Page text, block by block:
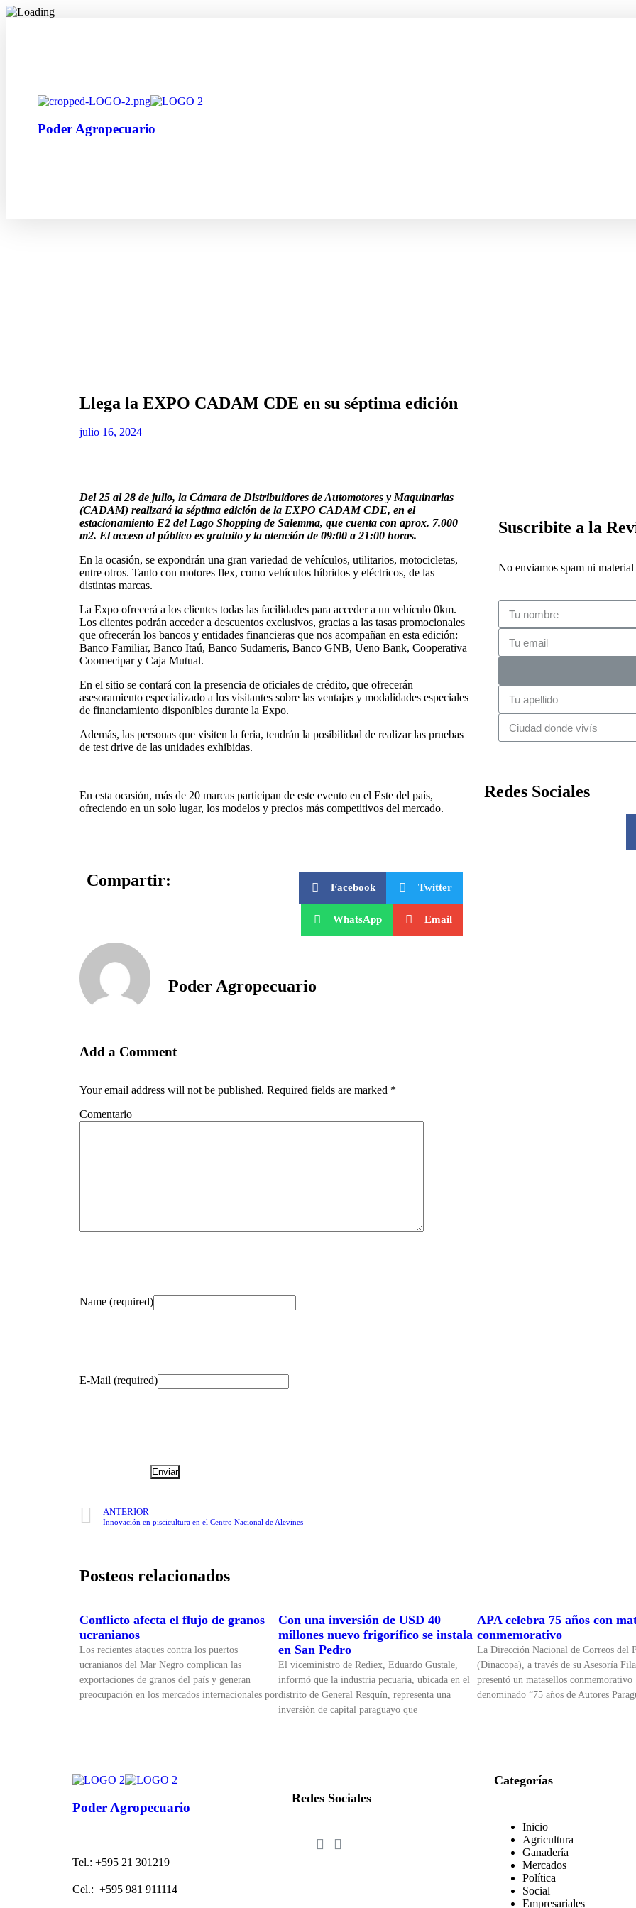
Poder Agropecuario
Llega la EXPO CADAM CDE en su séptima edición
julio 16, 2024
Del 25 al 28 de julio, la Cámara de Distribuidores de Automotores y Maquinarias
(CADAM) realizará la séptima edición de la EXPO CADAM CDE, en el
estacionamiento E2 del Lago Shopping de Salemma, que cuenta con aprox. 7.000
m2. El acceso al público es gratuito y la atención de 09:00 a 21:00 horas.
En la ocasión, se expondrán una gran variedad de vehículos, utilitarios, motocicletas,
entre otros. Tanto con motores flex, como vehículos híbridos y eléctricos, de las
distintas marcas.
La Expo ofrecerá a los clientes todas las facilidades para acceder a un vehículo 0km.
Los clientes podrán acceder a descuentos exclusivos, gracias a las tasas promocionales
que ofrecerán los bancos y entidades financieras que nos acompañan en esta edición:
Banco Familiar, Banco Itaú, Banco Sudameris, Banco GNB, Ueno Bank, Cooperativa
Coomecipar y Caja Mutual.
En el sitio se contará con la presencia de oficiales de crédito, que ofrecerán
asesoramiento especializado a los visitantes sobre las ventajas y modalidades especiales
de financiamiento disponibles durante la Expo.
Además, las personas que visiten la feria, tendrán la posibilidad de realizar las pruebas
de test drive de las unidades exhibidas.
En esta ocasión, más de 20 marcas participan de este evento en el Este del país,
ofreciendo en un solo lugar, los modelos y precios más competitivos del mercado.
Compartir: Facebook Twitter
WhatsApp Email
Poder Agropecuario
Add a Comment
Your email address will not be published. Required fields are marked *
Name (required)
E-Mail (required)
Comentario
Suscribite a la
No enviamos spam ni
Redes Sociales
ANTERIOR
Innovación en piscicultura en el Centro Nacional de Alevines
Posteos relacionados
Conflicto afecta el flujo de granos
ucranianos
Los recientes ataques contra los puertos
ucranianos del Mar Negro complican las
exportaciones de granos del país y generan
preocupación en los mercados internacionales por
Con una inversión de USD 40
millones nuevo frigorífico se instala
en San Pedro
El viceministro de Rediex, Eduardo Gustale,
informó que la industria pecuaria, ubicada en el
distrito de General Resquín, representa una
inversión de capital paraguayo que
APA celebra 75 años con
conmemorativo
La Dirección Nacional de Correos del
(Dinacopa), a través de su Asesoría
presentó un matasellos conmemorativo
denominado “75 años de Autores
Poder Agropecuario
Tel.: +595 21 301219
Cel.: +595 981 911114
Redes Sociales
Categorías
Inicio
Agricultura
Ganadería
Mercados
Política
Social
Empresariales